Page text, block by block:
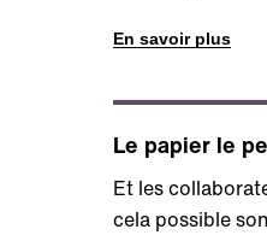
En savoir plus
Le papier le
Et les
cela possible